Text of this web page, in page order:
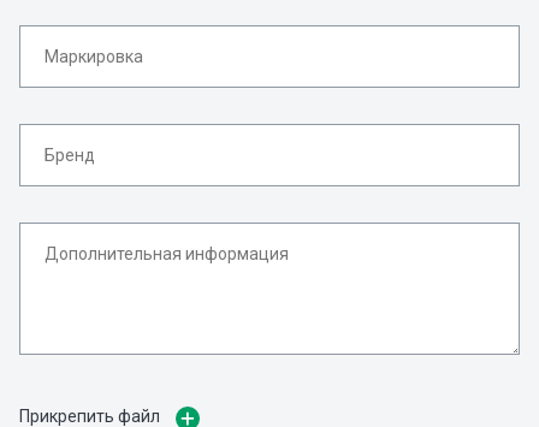
Прикрепить файл